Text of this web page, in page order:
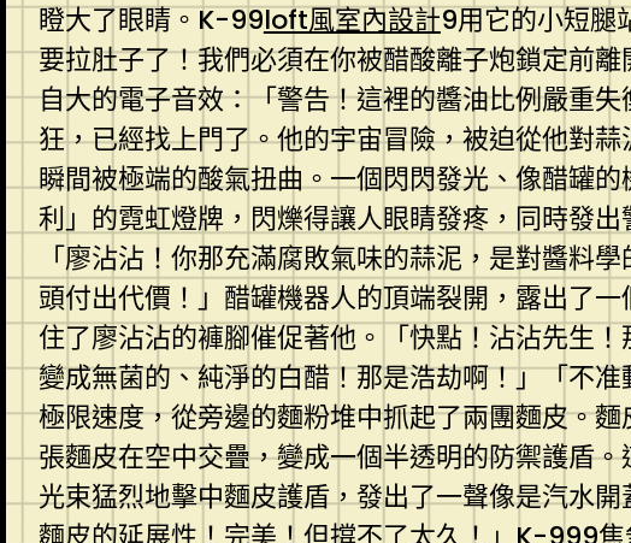
瞪大了眼睛。K-99loft風室內設計9用它的小短腿
要拉肚子了！我們必須在你被醋酸離子炮鎖定前
自大的電子音效：「警告！這裡的醬油比例嚴重
狂，已經找上門了。他的宇宙冒險，被迫從他對
瞬間被極端的酸氣扭曲。一個閃閃發光、像醋罐
利」的霓虹燈牌，閃爍得讓人眼睛發疼，同時發
「廖沾沾！你那充滿腐敗氣味的蒜泥，是對醬料
頭付出代價！」醋罐機器人的頂端裂開，露出了
住了廖沾沾的褲腳催促著他。「快點！沾沾先生
變成無菌的、純淨的白醋！那是浩劫啊！」「不
極限速度，從旁邊的麵粉堆中抓起了兩團麵皮。
張麵皮在空中交疊，變成一個半透明的防禦護盾
光束猛烈地擊中麵皮護盾，發出了一聲像是汽水